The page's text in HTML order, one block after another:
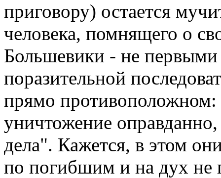
приговору) остается
человека, помнящего о
Большевики - не
поразительной
прямо противоположном:
уничтожение
дела". Кажется, в этом
по погибшим и на дух не